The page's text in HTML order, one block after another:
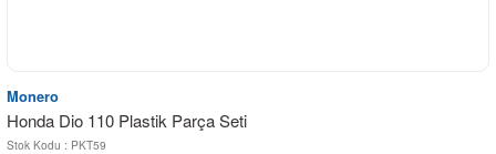
Monero
Honda Dio 110 Plastik Parça Seti
Stok Kodu : PKT59